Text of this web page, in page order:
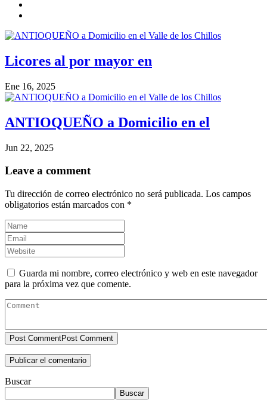
Licores al por mayor en
Ene 16, 2025
ANTIOQUEÑO a Domicilio en el
Jun 22, 2025
Leave a comment
Tu dirección de correo electrónico no será publicada. Los campos
obligatorios están marcados con *
Guarda mi nombre, correo electrónico y web en este navegador
para la próxima vez que comente.
Post CommentPost Comment
Buscar
Buscar